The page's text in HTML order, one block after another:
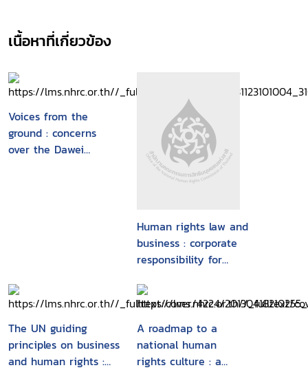
เนื้อหาที่เกี่ยวข้อง
Voices from the
ground : concerns
over the Dawei
Human rights law and
business : corporate
responsibility for
rights
The UN guiding
principles on business
and human rights :
A roadmap to a
national human
rights culture : a